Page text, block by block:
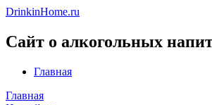
DrinkinHome.ru
Сайт о алкогольных
Главная
Главная